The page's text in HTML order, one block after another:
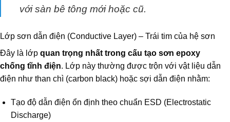
với sàn bê tông mới hoặc cũ.
Lớp sơn dẫn điện (Conductive Layer) – Trái tim của hệ sơn
Đây là lớp quan trọng nhất trong cấu tạo sơn epoxy
chống tĩnh điện. Lớp này thường được trộn với vật liệu dẫn
điện như than chì (carbon black) hoặc sợi dẫn điện nhằm:
Tạo độ dẫn điện ổn định theo chuẩn ESD (Electrostatic
Discharge)